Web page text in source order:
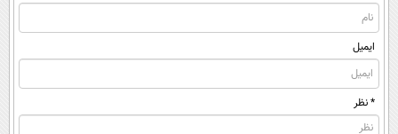
ایمیل
* نظر